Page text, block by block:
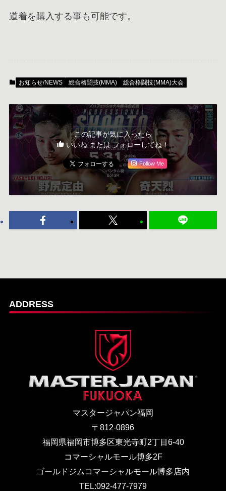
道着を購入する事も可能です。
お知らせ/NEWS 総合格闘技(MMA) 総合格闘技(MMA)大会
この記事が気に入ったら
いいね または フォローしてね！
Follow Me
ADDRESS
マスタージャパン福岡
〒812-0896
福岡県福岡市博多区東光寺町2丁目6-40
コマーシャルモール博多2F
ゴールドジムコマーシャルモール博多店内
TEL:092-477-7979